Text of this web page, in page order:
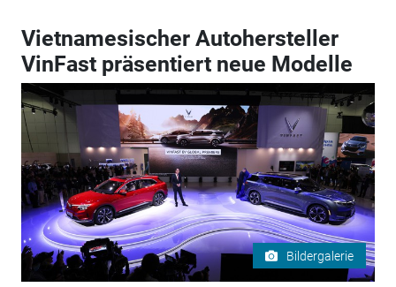
Vietnamesischer Autohersteller
VinFast präsentiert neue Modelle
Bildergalerie